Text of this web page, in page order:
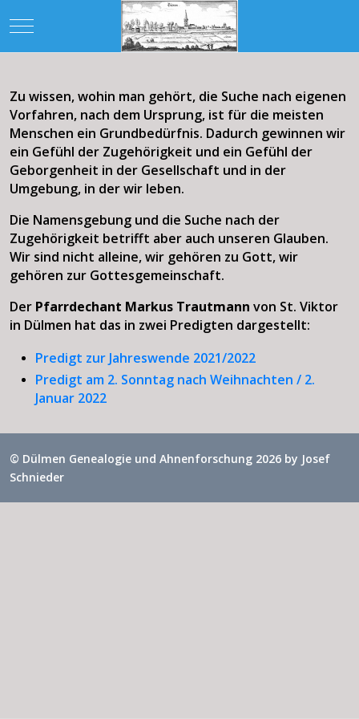
Mobile Menu Toggle
Zu wissen, wohin man gehört, die Suche nach eigenen
Vorfahren, nach dem Ursprung, ist für die meisten
Menschen ein Grundbedürfnis. Dadurch gewinnen wir
ein Gefühl der Zugehörigkeit und ein Gefühl der
Geborgenheit in der Gesellschaft und in der
Umgebung, in der wir leben.
Die Namensgebung und die Suche nach der
Zugehörigkeit betrifft aber auch unseren Glauben.
Wir sind nicht alleine, wir gehören zu Gott, wir
gehören zur Gottesgemeinschaft.
Der Pfarrdechant Markus Trautmann von St. Viktor
in Dülmen hat das in zwei Predigten dargestellt:
Predigt zur Jahreswende 2021/2022
Predigt am 2. Sonntag nach Weihnachten / 2.
Januar 2022
© Dülmen Genealogie und Ahnenforschung 2026 by Josef
Schnieder